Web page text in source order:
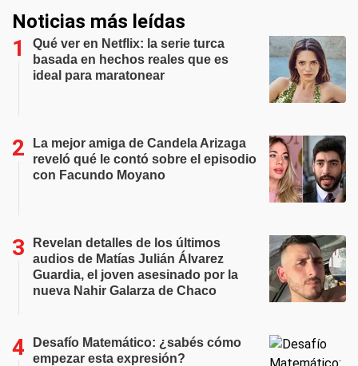
Noticias más leídas
Qué ver en Netflix: la serie turca
basada en hechos reales que es
ideal para maratonear
La mejor amiga de Candela Arizaga
reveló qué le contó sobre el episodio
con Facundo Moyano
Revelan detalles de los últimos
audios de Matías Julián Álvarez
Guardia, el joven asesinado por la
nueva Nahir Galarza de Chaco
Desafío Matemático: ¿sabés cómo
empezar esta expresión?